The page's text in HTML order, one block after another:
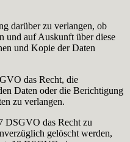
darüber zu verlangen, ob
und auf Auskunft über diese
und Kopie der Daten
das Recht, die
Daten oder die Berichtigung
zu verlangen.
DSGVO das Recht zu
gelöscht werden,